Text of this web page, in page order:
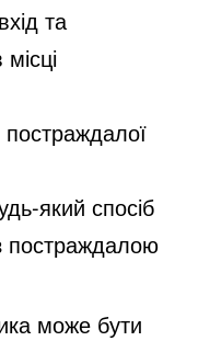
та
постраждалої
який спосіб
постраждалою
може бути